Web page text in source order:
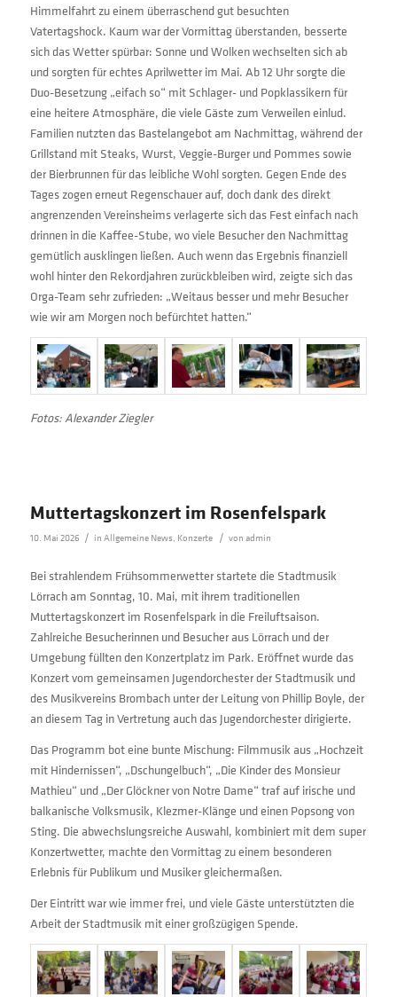
Himmelfahrt zu einem überraschend gut besuchten
Vatertagshock. Kaum war der Vormittag überstanden, besserte
sich das Wetter spürbar: Sonne und Wolken wechselten sich ab
und sorgten für echtes Aprilwetter im Mai. Ab 12 Uhr sorgte die
Duo-Besetzung „eifach so“ mit Schlager- und Popklassikern für
eine heitere Atmosphäre, die viele Gäste zum Verweilen einlud.
Familien nutzten das Bastelangebot am Nachmittag, während der
Grillstand mit Steaks, Wurst, Veggie-Burger und Pommes sowie
der Bierbrunnen für das leibliche Wohl sorgten. Gegen Ende des
Tages zogen erneut Regenschauer auf, doch dank des direkt
angrenzenden Vereinsheims verlagerte sich das Fest einfach nach
drinnen in die Kaffee-Stube, wo viele Besucher den Nachmittag
gemütlich ausklingen ließen. Auch wenn das Ergebnis finanziell
wohl hinter den Rekordjahren zurückbleiben wird, zeigte sich das
Orga-Team sehr zufrieden: „Weitaus besser und mehr Besucher
wie wir am Morgen noch befürchtet hatten.“
Fotos: Alexander Ziegler
Muttertagskonzert im Rosenfelspark
10. Mai 2026 / in Allgemeine News, Konzerte / von admin
Bei strahlendem Frühsommerwetter startete die Stadtmusik
Lörrach am Sonntag, 10. Mai, mit ihrem traditionellen
Muttertagskonzert im Rosenfelspark in die Freiluftsaison.
Zahlreiche Besucherinnen und Besucher aus Lörrach und der
Umgebung füllten den Konzertplatz im Park. Eröffnet wurde das
Konzert vom gemeinsamen Jugendorchester der Stadtmusik und
des Musikvereins Brombach unter der Leitung von Phillip Boyle, der
an diesem Tag in Vertretung auch das Jugendorchester dirigierte.
Das Programm bot eine bunte Mischung: Filmmusik aus „Hochzeit
mit Hindernissen“, „Dschungelbuch“, „Die Kinder des Monsieur
Mathieu“ und „Der Glöckner von Notre Dame“ traf auf irische und
balkanische Volksmusik, Klezmer-Klänge und einen Popsong von
Sting. Die abwechslungsreiche Auswahl, kombiniert mit dem super
Konzertwetter, machte den Vormittag zu einem besonderen
Erlebnis für Publikum und Musiker gleichermaßen.
Der Eintritt war wie immer frei, und viele Gäste unterstützten die
Arbeit der Stadtmusik mit einer großzügigen Spende.